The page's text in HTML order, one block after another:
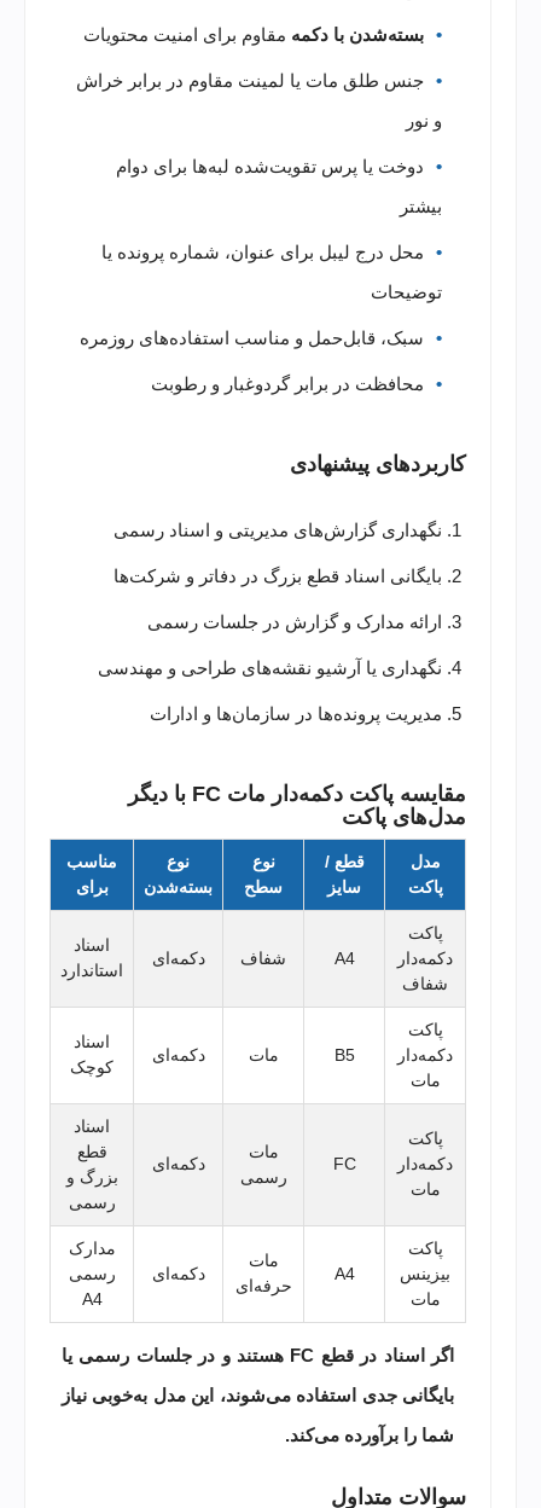
بسته‌شدن با دکمه مقاوم برای امنیت محتویات
جنس طلق مات یا لمینت مقاوم در برابر خراش
و نور
دوخت یا پرس تقویت‌شده لبه‌ها برای دوام
بیشتر
محل درج لیبل برای عنوان، شماره پرونده یا
توضیحات
سبک، قابل‌حمل و مناسب استفاده‌های روزمره
محافظت در برابر گردوغبار و رطوبت
کاربردهای پیشنهادی
نگهداری گزارش‌های مدیریتی و اسناد رسمی
بایگانی اسناد قطع بزرگ در دفاتر و شرکت‌ها
ارائه مدارک و گزارش در جلسات رسمی
نگهداری یا آرشیو نقشه‌های طراحی و مهندسی
مدیریت پرونده‌ها در سازمان‌ها و ادارات
مقایسه پاکت دکمه‌دار مات FC با دیگر
مدل‌های پاکت
مدل
پاکت
قطع /
سایز
نوع
سطح
نوع
بسته‌شدن
مناسب
برای
پاکت
دکمه‌دار
شفاف
A4 شفاف دکمه‌ای
اسناد
استاندارد
پاکت
دکمه‌دار
مات
B5 مات دکمه‌ای
اسناد
کوچک
پاکت
دکمه‌دار
مات
FC
مات
رسمی
دکمه‌ای
اسناد
قطع
بزرگ و
رسمی
پاکت
بیزینس
مات
A4
مات
حرفه‌ای
دکمه‌ای
مدارک
رسمی
A4
اگر اسناد در قطع FC هستند و در جلسات رسمی یا
بایگانی جدی استفاده می‌شوند، این مدل به‌خوبی نیاز
شما را برآورده می‌کند.
سوالات متداول